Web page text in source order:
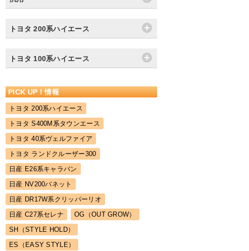
トヨタ 200系ハイエース
トヨタ 100系ハイエース
PICK UP！情報
トヨタ 200系ハイエース
トヨタ S400M系タウンエース
トヨタ 40系ヴェルファイア
トヨタ ランドクルーザー300
日産 E26系キャラバン
日産 NV200バネット
日産 DR17W系クリッパーリオ
日産 C27系セレナ
OG（OUT GROW）
SH（STYLE HOLD）
ES（EASY STYLE）